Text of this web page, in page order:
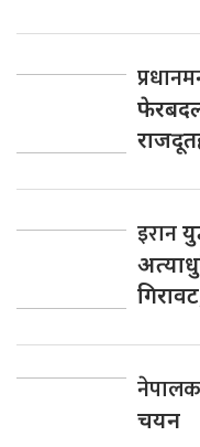
इरान
चयन